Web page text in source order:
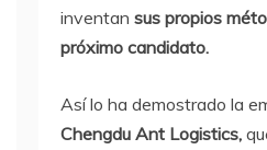
inventan sus propios
próximo candidato.
Así lo ha demostrado la
Chengdu Ant Logistics,